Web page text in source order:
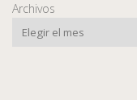
Archivos